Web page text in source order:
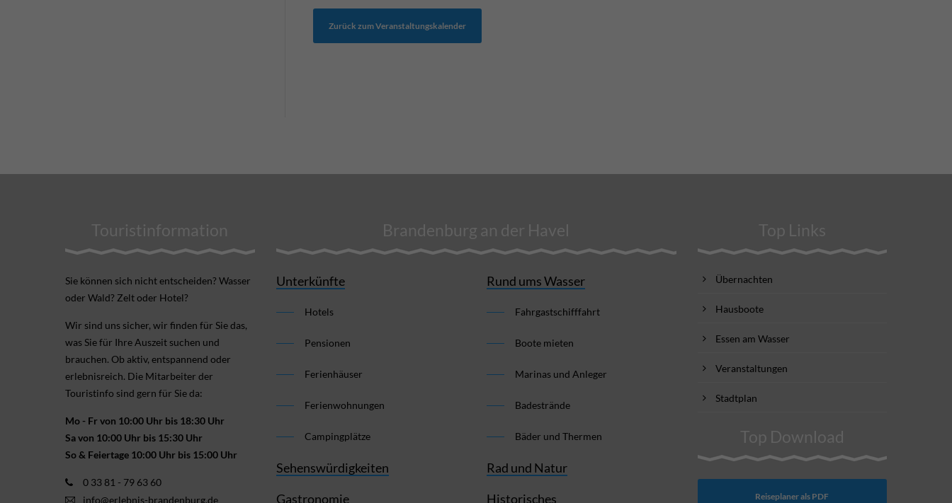
Zurück zum Veranstaltungskalender
Touristinformation
Sie können sich nicht ent­scheiden? Wasser
oder Wald? Zelt oder Hotel?
Wir sind uns sicher, wir finden für Sie das,
was Sie für Ihre Aus­zeit suchen und
brauchen. Ob aktiv, ent­spannend oder
erlebnis­reich. Die Mitarbeiter der
Touristinfo sind gern für Sie da:
Mo - Fr von 10:00 Uhr bis 18:30 Uhr
Sa von 10:00 Uhr bis 15:30 Uhr
So & Feiertage 10:00 Uhr bis 15:00 Uhr
0 33 81 - 79 63 60
info@erlebnis-brandenburg.de
Brandenburg an der Havel
Unterkünfte
Hotels
Pensionen
Ferienhäuser
Ferienwohnungen
Campingplätze
Sehenswürdigkeiten
Gastronomie
Rund ums Wasser
Fahrgastschifffahrt
Boote mieten
Marinas und Anleger
Badestrände
Bäder und Thermen
Rad und Natur
Historisches
Top Links
Übernachten
Hausboote
Essen am Wasser
Veranstaltungen
Stadtplan
Top Download
Reiseplaner als PDF